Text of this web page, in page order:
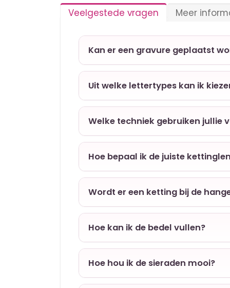
Veelgestede vragen
Kan er een gravure geplaatst
Uit welke lettertypes kan ik
Welke techniek gebruiken jullie
Hoe bepaal ik de juiste
Wordt er een ketting bij de
Hoe kan ik de bedel vullen?
Hoe hou ik de sieraden mooi?
Meer